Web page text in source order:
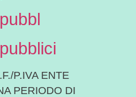
P.IVA ENTE
PERIODO DI